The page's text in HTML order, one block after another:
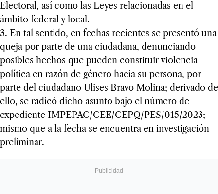
Electoral, así como las Leyes relacionadas en el
ámbito federal y local.
3. En tal sentido, en fechas recientes se presentó una
queja por parte de una ciudadana, denunciando
posibles hechos que pueden constituir violencia
política en razón de género hacia su persona, por
parte del ciudadano Ulises Bravo Molina; derivado de
ello, se radicó dicho asunto bajo el número de
expediente IMPEPAC/CEE/CEPQ/PES/015/2023;
mismo que a la fecha se encuentra en investigación
preliminar.